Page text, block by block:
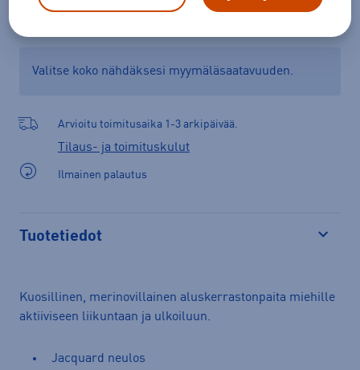
Valitse koko nähdäksesi myymäläsaatavuuden.
Arvioitu toimitusaika 1-3 arkipäivää.
Tilaus- ja toimituskulut
Ilmainen palautus
Tuotetiedot
Kuosillinen, merinovillainen aluskerrastonpaita miehille
aktiiviseen liikuntaan ja ulkoiluun.
Jacquard neulos